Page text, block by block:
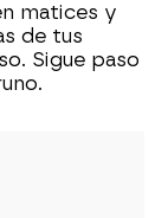
matices y
de tus
Sigue paso